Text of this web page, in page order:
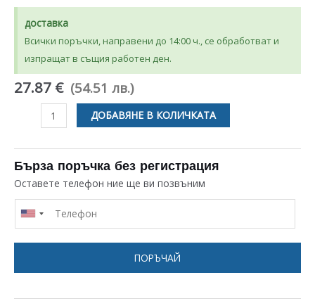
доставка
Всички поръчки, направени до 14:00 ч., се обработват и
изпращат в същия работен ден.
27.87 € (54.51 лв.)
количество
МАНШОН
ЗА
ПЕРАЛНЯ
BEKO
BLOMBERG
ДОБАВЯНЕ В КОЛИЧКАТА
Бърза поръчка без регистрация
Оставете телефон ние ще ви позвъним
ПОРЪЧАЙ